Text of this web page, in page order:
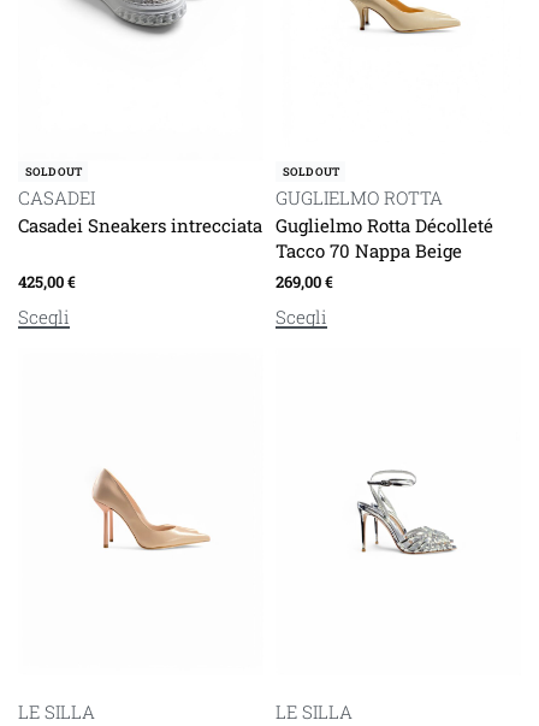
SOLD OUT
CASADEI
Casadei Sneakers intrecciata
425,00€
Scegli
SOLD OUT
GUGLIELMO ROTTA
Guglielmo Rotta Décolleté
Tacco 70 Nappa Beige
269,00€
Scegli
LE SILLA
LE SILLA